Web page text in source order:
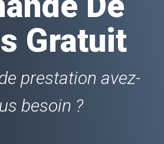
Gratuit
prestation avez-
besoin ?